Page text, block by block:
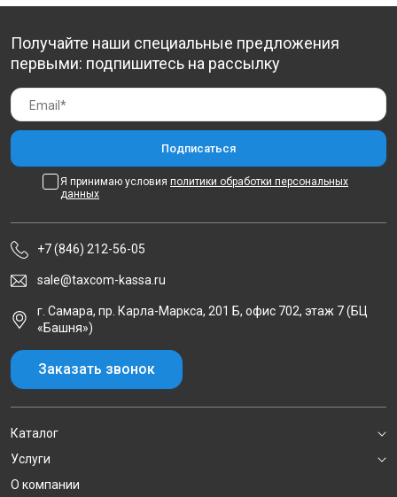
Получайте наши специальные предложения
первыми: подпишитесь на рассылку
Я принимаю условия политики обработки персональных
данных
+7 (846) 212-56-05
sale@taxcom-kassa.ru
г. Самара, пр. Карла-Маркса, 201 Б, офис 702, этаж 7 (БЦ
«Башня»)
Заказать звонок
Каталог
Услуги
О компании